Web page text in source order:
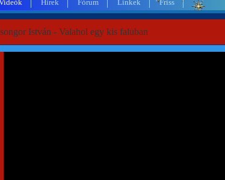
Hírek Fórum Linkek Friss
István - Valahol egy kis faluban